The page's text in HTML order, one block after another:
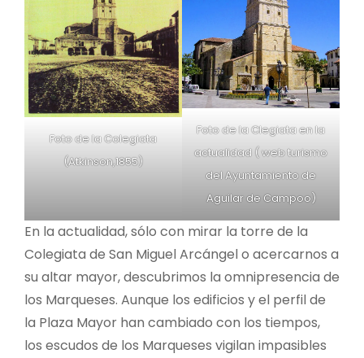
Foto de la Colegiata
(Atkinson,1855)
Foto de la Clegiata en la
actualidad ( web turismo
del Ayuntamiento de
Aguilar de Campoo)
En la actualidad, sólo con mirar la torre de la
Colegiata de San Miguel Arcángel o acercarnos a
su altar mayor, descubrimos la omnipresencia de
los Marqueses. Aunque los edificios y el perfil de
la Plaza Mayor han cambiado con los tiempos,
los escudos de los Marqueses vigilan impasibles